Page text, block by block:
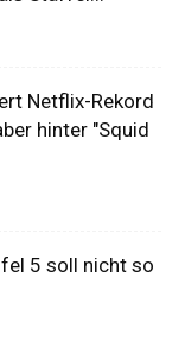
Netflix-Rekord
hinter "Squid
5 soll nicht so